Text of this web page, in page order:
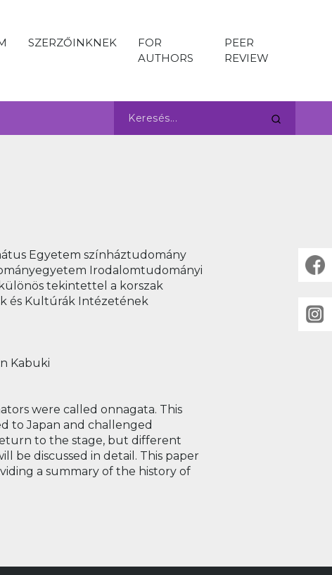
SZERZŐINKNEK
FOR
AUTHORS
PEER
REVIEW
Egyetem színháztudomány
Irodalomtudományi
tekintettel a korszak
és Kultúrák Intézetének
Kabuki
were called onnagata. This
to Japan and challenged
to the stage, but different
be discussed in detail. This paper
a summary of the history of